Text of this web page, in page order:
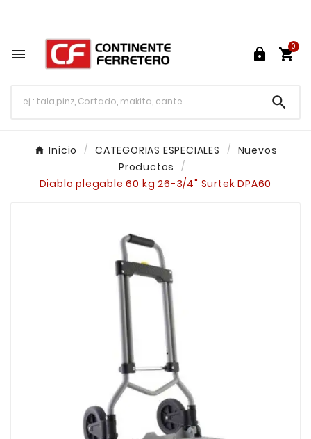
  
0

Inicio CATEGORIAS ESPECIALES
Nuevos
Productos
Diablo plegable 60 kg 26-3/4" Surtek DPA60